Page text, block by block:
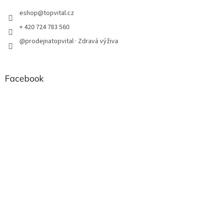
eshop@topvital.cz
+ 420 724 783 560
@prodejnatopvital · Zdravá výživa
Facebook